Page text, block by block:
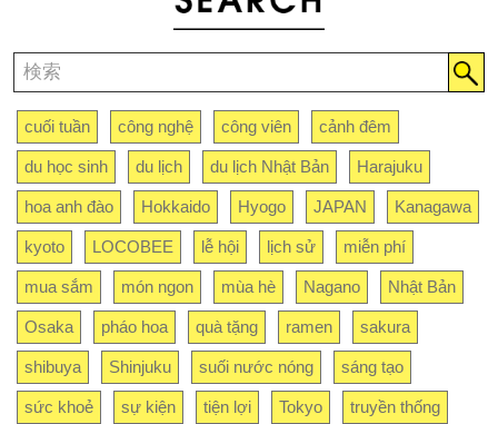
cuối tuần công nghệ công viên cảnh đêm
du học sinh du lịch du lịch Nhật Bản Harajuku
hoa anh đào Hokkaido Hyogo JAPAN Kanagawa
kyoto LOCOBEE lễ hội lịch sử miễn phí
mua sắm món ngon mùa hè Nagano Nhật Bản
Osaka pháo hoa quà tặng ramen sakura
shibuya Shinjuku suối nước nóng sáng tạo
sức khoẻ sự kiện tiện lợi Tokyo truyền thống